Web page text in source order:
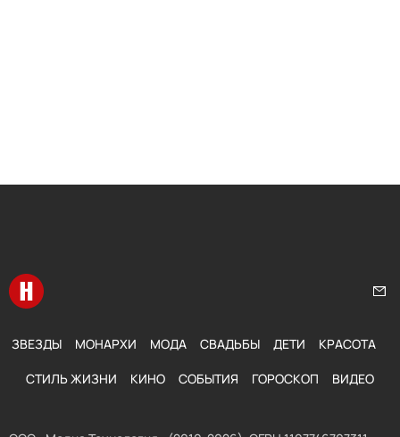
Перейти на главную
ЗВЕЗДЫ МОНАРХИ МОДА СВАДЬБЫ ДЕТИ КРАСОТА
СТИЛЬ ЖИЗНИ КИНО СОБЫТИЯ ГОРОСКОП ВИДЕО